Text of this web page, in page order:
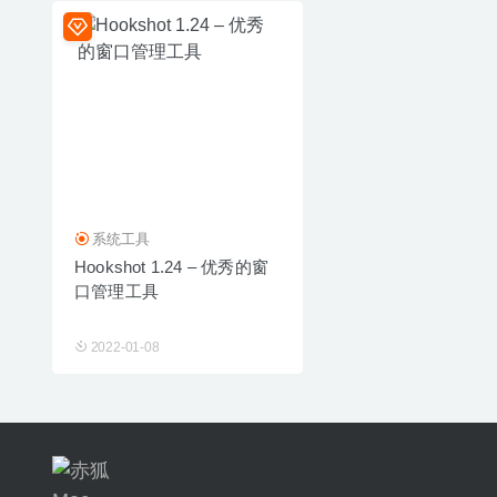
系统工具
Hookshot 1.24 – 优秀的窗
口管理工具
2022-01-08